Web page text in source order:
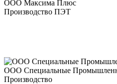
ООО Максима Плюс
Производство ПЭТ
ООО Специальные
Производство